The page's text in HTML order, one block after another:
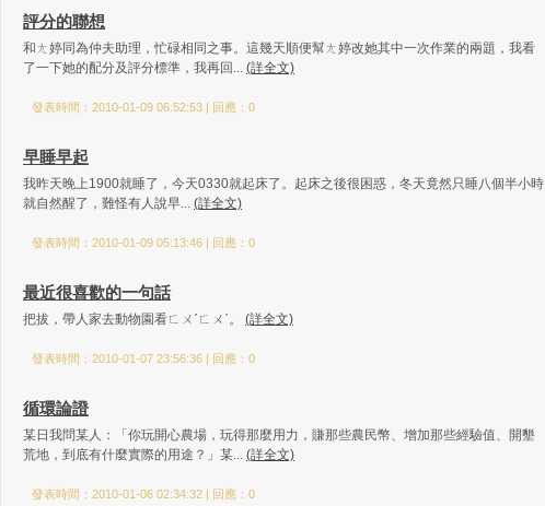
評分的聯想
和ㄤ婷同為仲夫助理，忙碌相同之事。這幾天順便幫ㄤ婷改她其中一次作業的兩題，我看
了一下她的配分及評分標準，我再回... (詳全文)
發表時間：2010-01-09 06:52:53 | 回應：0
早睡早起
我昨天晚上1900就睡了，今天0330就起床了。起床之後很困惑，冬天竟然只睡八個半小時
就自然醒了，難怪有人說早... (詳全文)
發表時間：2010-01-09 05:13:46 | 回應：0
最近很喜歡的一句話
把拔，帶人家去動物園看ㄈㄨˊㄈㄨˊ。 (詳全文)
發表時間：2010-01-07 23:56:36 | 回應：0
循環論證
某日我問某人：「你玩開心農場，玩得那麼用力，賺那些農民幣、增加那些經驗值、開墾
荒地，到底有什麼實際的用途？」某... (詳全文)
發表時間：2010-01-06 02:34:32 | 回應：0